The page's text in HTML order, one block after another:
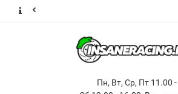
Пн, Вт, Ср, Пт 11.00